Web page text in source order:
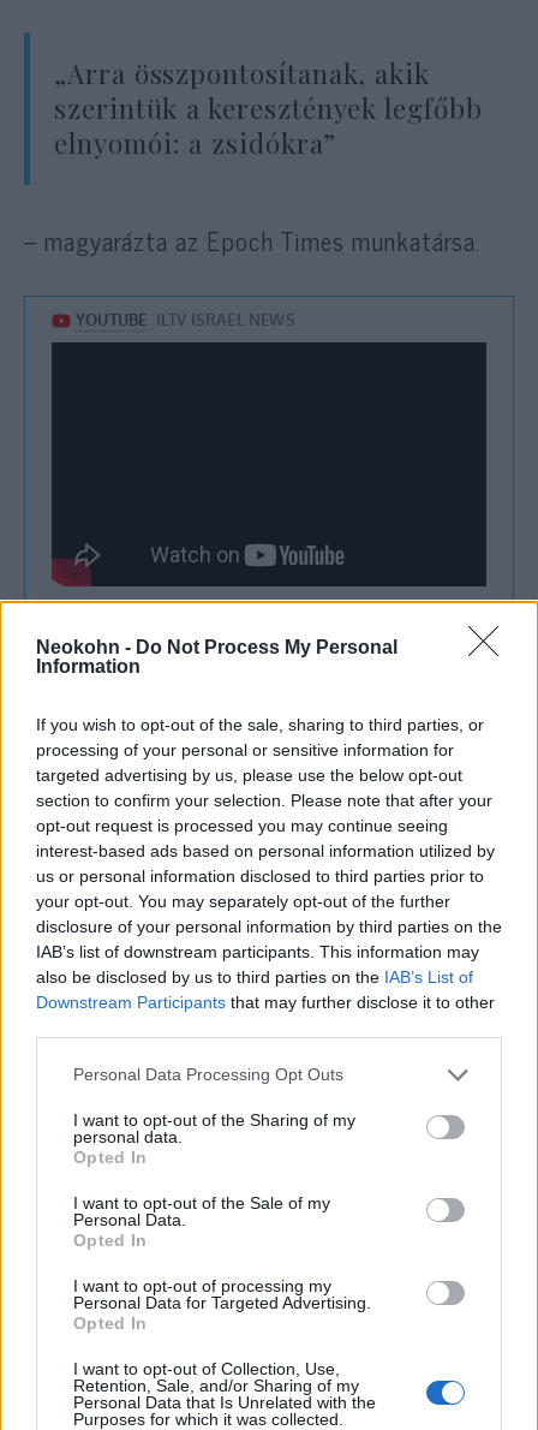
Neokohn - Do Not Process My Personal
Information
If you wish to opt-out of the sale, sharing to third parties, or
processing of your personal or sensitive information for
targeted advertising by us, please use the below opt-out
section to confirm your selection. Please note that after your
opt-out request is processed you may continue seeing
interest-based ads based on personal information utilized by
us or personal information disclosed to third parties prior to
your opt-out. You may separately opt-out of the further
disclosure of your personal information by third parties on the
IAB’s list of downstream participants. This information may
also be disclosed by us to third parties on the IAB’s List of
Downstream Participants that may further disclose it to other
Please note that this website/app uses one or more Google
not limited to your visit or usage behaviour. You may click to
grant or deny consent to Google and its third-party tags to
use your data for below specified purposes in below Google
consent section.
Personal Data Processing Opt Outs
I want to opt-out of the Sharing of my
personal data.
Opted In
I want to opt-out of the Sale of my
Personal Data.
Opted In
I want to opt-out of processing my
Personal Data for Targeted Advertising.
Opted In
I want to opt-out of Collection, Use,
Retention, Sale, and/or Sharing of my
Personal Data that Is Unrelated with the
Purposes for which it was collected.
„Arra összpontosítanak, akik
szerintük a keresztények legfőbb
elnyomói: a zsidókra”
– magyarázta az Epoch Times munkatársa.
Rhea emellett Bari Weiss egyik analógiájára
míg a woke baloldal ledönti
Amerika történelmének szobrait,
addig a woke jobboldal
lerombolja annak örökségét.
„Semmi rossz nincs abban, ha beszélünk
Martin Luther Kingről vagy Winston
Churchillről, és talán megvitatjuk néhány
emberek nem ezt teszik. Ők egy buldózerrel
jönnek, és megpróbálják felforgatni az egész
történelemről alkotott elképzelésünket”.
„És ezért mondom alapvetően
azt, hogy ezek az emberek
gyűlölik Amerikát, és gyűlölik a
Nyugatot, mert megpróbálják